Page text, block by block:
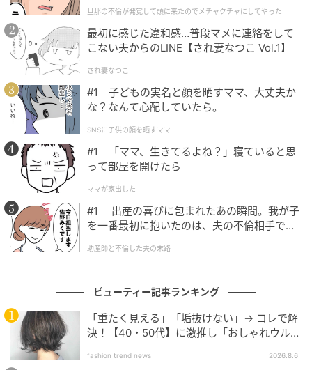
次田哲也さん（スキンケア・サイエンスコミュニケーター）
スキンケア・サイエンスコミュニケーター。博士（工
学）。30年以上にわたり、大手化粧品メーカーにてコ
スメや肌計測機器などの研究開発に従事。独立後は講
演や取材を通じ、正しい美容知識を啓発する。
本記事は、美ST編集部が取材・編集しました。「美
ST」は16年以上にわたり、40代＆50代女性の美容とラ
イフスタイルを追求してきた月刊美容誌です。
『美ST』2026年5月号掲載
撮影／池田 敦（CASK）〈静物〉、渡邉明日香（A-1）
ス関連） 編集／石原晶子、𠮷田 梓 再構成／
Bravoworks,Inc.
クチャにしてやった
旦那の不倫が発覚して頭に来たのでメチャクチャにしてやった
最初に感じた違和感…普段マメに連絡をして
こない夫からのLINE【され妻なつこ Vol.1】
され妻なつこ
#1 子どもの実名と顔を晒すママ、大丈夫か
な？なんて心配していたら。
SNSに子供の顔を晒すママ
#1 「ママ、生きてるよね？」寝ていると思
って部屋を開けたら
ママが家出した
#1 出産の喜びに包まれたあの瞬間。我が子
を一番最初に抱いたのは、夫の不倫相手でし
助産師と不倫した夫の末路
ビューティー記事ランキング
「重たく見える」「垢抜けない」→ コレで解
決！【40・50代】に激推し「おしゃれウル
fashion trend news 2026.8.6